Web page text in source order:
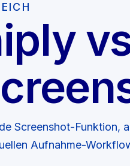
Screenshot-Funktion,
Aufnahme-